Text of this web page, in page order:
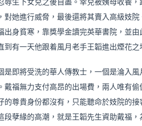
對她進行威脅，最後還將其賣入高級妓
出身貧寒，靠獎學金讀完英華書院，並
到有一天他跟着風月老手王韜進出煙花
是即將受洗的華人傳教士，一個是淪入
戴福無力支付高昂的出場費，兩人唯有
的尊貴身份都沒有，只能聽命於妓院的
段孽緣的高潮，就是王韜先生資助戴福